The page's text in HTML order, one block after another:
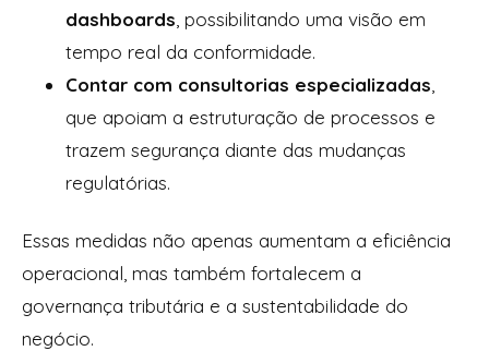
dashboards, possibilitando uma visão em
tempo real da conformidade.
Contar com consultorias especializadas,
que apoiam a estruturação de processos e
trazem segurança diante das mudanças
regulatórias.
Essas medidas não apenas aumentam a eficiência
operacional, mas também fortalecem a
governança tributária e a sustentabilidade do
negócio.